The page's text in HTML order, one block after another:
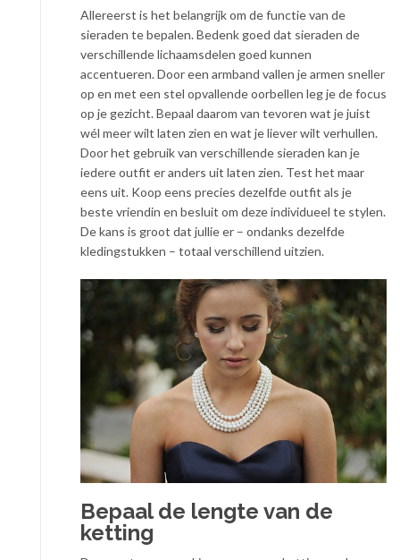
Allereerst is het belangrijk om de functie van de
sieraden te bepalen. Bedenk goed dat sieraden de
verschillende lichaamsdelen goed kunnen
accentueren. Door een armband vallen je armen sneller
op en met een stel opvallende oorbellen leg je de focus
op je gezicht. Bepaal daarom van tevoren wat je juist
wél meer wilt laten zien en wat je liever wilt verhullen.
Door het gebruik van verschillende sieraden kan je
iedere outfit er anders uit laten zien. Test het maar
eens uit. Koop eens precies dezelfde outfit als je
beste vriendin en besluit om deze individueel te stylen.
De kans is groot dat jullie er – ondanks dezelfde
kledingstukken – totaal verschillend uitzien.
Bepaal de lengte van de
ketting